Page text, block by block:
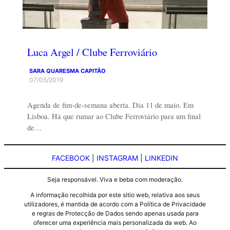
Luca Argel / Clube Ferroviário
SARA QUARESMA CAPITÃO
07/05/2019
Agenda de fim-de-semana aberta. Dia 11 de maio. Em
Lisboa. Há que rumar ao Clube Ferroviário para um final
de…
FACEBOOK INSTAGRAM LINKEDIN
Seja responsável. Viva e beba com moderação.
A informação recolhida por este sitio web, relativa aos seus
utilizadores, é mantida de acordo com a Política de Privacidade
e regras de Protecção de Dados sendo apenas usada para
oferecer uma experiência mais personalizada da web. Ao